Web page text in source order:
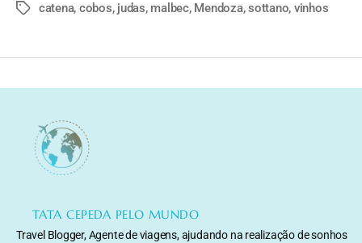
catena, cobos, judas, malbec, Mendoza,sottano, vinhos
TATA CEPEDA PELO MUNDO
Travel Blogger, Agente de viagens, ajudando na realização de sonhos